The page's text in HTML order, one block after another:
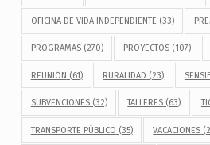
OFICINA DE VIDA INDEPENDIENTE (33)
PROGRAMAS(270) PROYECTOS (107)
REUNIÓN (61) RURALIDAD (23)
SUBVENCIONES(32) TALLERES (63)
TRANSPORTE PÚBLICO (35) VACACIONES